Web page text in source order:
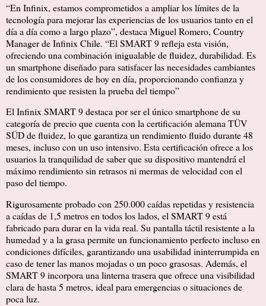
“En Infinix, estamos comprometidos a ampliar los límites de la
tecnología para mejorar las experiencias de los usuarios tanto en el
día a día como a largo plazo”, destaca Miguel Romero, Country
Manager de Infinix Chile. “El SMART 9 refleja esta visión,
ofreciendo una combinación inigualable de fluidez, durabilidad. Es
un smartphone diseñado para satisfacer las necesidades cambiantes
de los consumidores de hoy en día, proporcionando confianza y
rendimiento que resisten la prueba del tiempo”
El Infinix SMART 9 destaca por ser el único smartphone de su
categoría de precio que cuenta con la certificación alemana TÜV
SÜD de fluidez, lo que garantiza un rendimiento fluido durante 48
meses, incluso con un uso intensivo. Esta certificación ofrece a los
usuarios la tranquilidad de saber que su dispositivo mantendrá el
máximo rendimiento sin retrasos ni mermas de velocidad con el
paso del tiempo.
Rigurosamente probado con 250.000 caídas repetidas y resistencia
a caídas de 1,5 metros en todos los lados, el SMART 9 está
fabricado para durar en la vida real. Su pantalla táctil resistente a la
humedad y a la grasa permite un funcionamiento perfecto incluso en
condiciones difíciles, garantizando una usabilidad ininterrumpida en
caso de tener las manos mojadas o un poco grasosas. Además, el
SMART 9 incorpora una linterna trasera que ofrece una visibilidad
clara de hasta 5 metros, ideal para emergencias o situaciones de
poca luz.